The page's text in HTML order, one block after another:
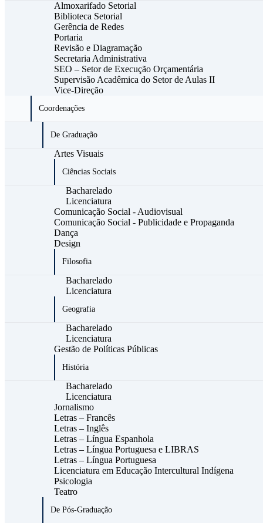
Almoxarifado Setorial
Biblioteca Setorial
Gerência de Redes
Portaria
Revisão e Diagramação
Secretaria Administrativa
SEO – Setor de Execução Orçamentária
Supervisão Acadêmica do Setor de Aulas II
Vice-Direção
Coordenações
De Graduação
Artes Visuais
Ciências Sociais
Bacharelado
Licenciatura
Comunicação Social - Audiovisual
Comunicação Social - Publicidade e Propaganda
Dança
Design
Filosofia
Bacharelado
Licenciatura
Geografia
Bacharelado
Licenciatura
Gestão de Políticas Públicas
História
Bacharelado
Licenciatura
Jornalismo
Letras – Francês
Letras – Inglês
Letras – Língua Espanhola
Letras – Língua Portuguesa e LIBRAS
Letras – Língua Portuguesa
Licenciatura em Educação Intercultural Indígena
Psicologia
Teatro
De Pós-Graduação